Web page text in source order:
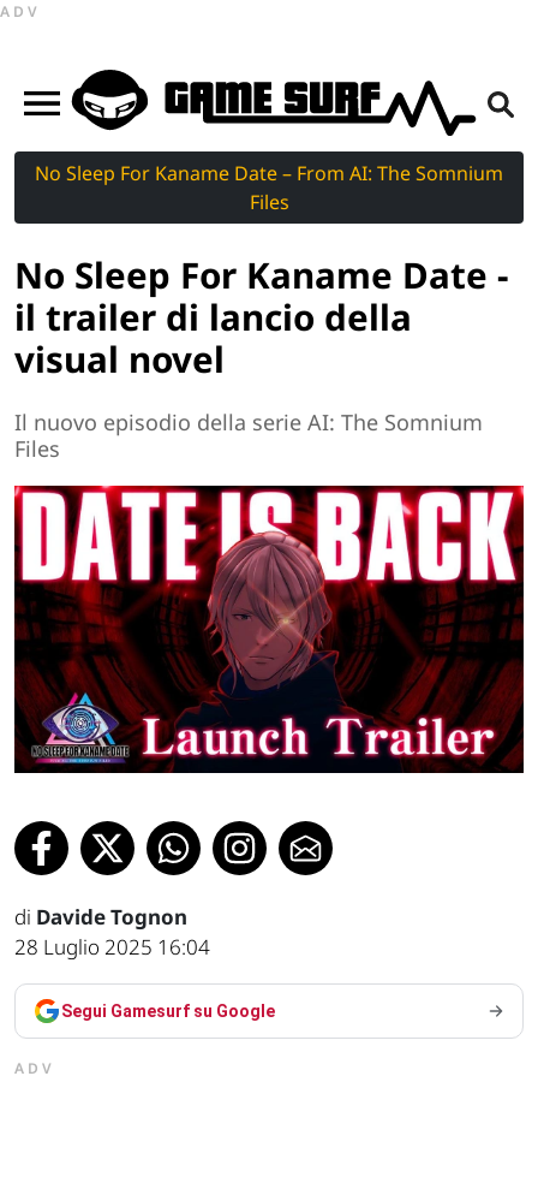
ADV
No Sleep For Kaname Date – From AI: The Somnium
Files
No Sleep For Kaname Date -
il trailer di lancio della
visual novel
Il nuovo episodio della serie AI: The Somnium
Files
di Davide Tognon
28 Luglio 2025 16:04
Segui Gamesurf su Google
ADV